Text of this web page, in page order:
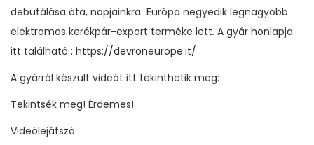
debütálása óta, napjainkra Európa negyedik legnagyobb
elektromos kerékpár-export terméke lett. A gyár honlapja
itt található : https://devroneurope.it/
A gyárról készült videót itt tekinthetik meg:
Tekintsék meg! Érdemes!
Videólejátszó